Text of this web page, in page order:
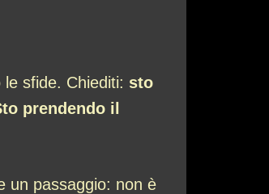
sfide. Chiediti: sto
prendendo il
un passaggio: non è